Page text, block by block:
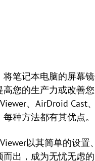
将笔记本电脑的屏幕
高您的生产力或改善
、AirDroid Cast
每种方法都有其优点。
以其简单的设置
而出，成为无忧无虑